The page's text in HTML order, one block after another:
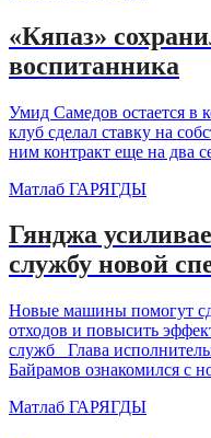
«Кяпаз»
воспитанника
Умид Самедов остается в
клуб сделал ставку на
ним контракт еще на два
Матлаб ГАРЯГДЫ
Гянджа
службу новой
Новые машины помогут
отходов и повысить
служб Глава
Байрамов ознакомился с
Матлаб ГАРЯГДЫ